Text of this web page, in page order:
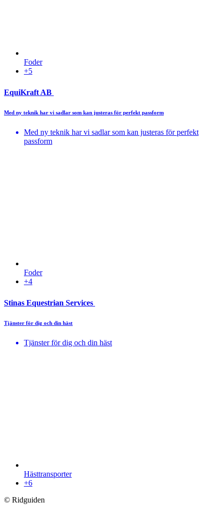
Foder
+5
EquiKraft AB
Med ny teknik har vi sadlar som kan justeras för perfekt passform
Med ny teknik har vi sadlar som kan justeras för perfekt
passform
Foder
+4
Stinas Equestrian Services
Tjänster för dig och din häst
Tjänster för dig och din häst
Hästtransporter
+6
© Ridguiden